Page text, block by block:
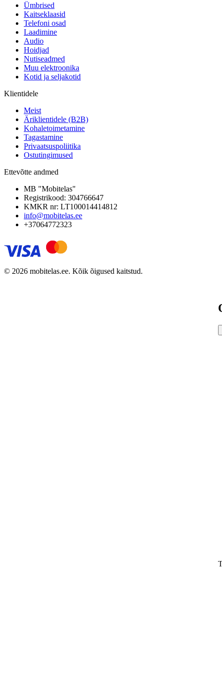
Ümbrised
Kaitseklaasid
Telefoni osad
Laadimine
Audio
Hoidjad
Nutiseadmed
Muu elektroonika
Kotid ja seljakotid
Klientidele
Meist
Äriklientidele (B2B)
Kohaletoimetamine
Tagastamine
Privaatsuspoliitika
Ostutingimused
Ettevõtte andmed
MB "Mobitelas"
Registrikood: 304766647
KMKR nr: LT100014414812
info@mobitelas.ee
+37064772323
© 2026 mobitelas.ee. Kõik õigused kaitstud.